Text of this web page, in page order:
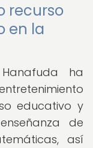
recurso
en la
ha
educativo y
de
así